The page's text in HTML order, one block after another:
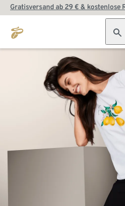
Gratisversand ab 29 € & kostenlose